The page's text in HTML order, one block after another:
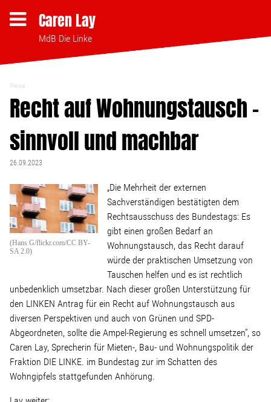
Caren Lay
MdB Die Linke
Themen
Bezahlbares Wohnen
Strukturwandel
Bodenpolitik
Linke Zukunftsdebatte
Sonstiges
Wahlkreis
Pressemitteilungen
Presse
Recht auf Wohnungstausch –
sinnvoll und machbar
26.09.2023
(Hans G/flickr.com/CC BY-
SA 2.0)
„Die Mehrheit der externen
Sachverständigen bestätigten dem
Rechtsausschuss des Bundestags: Es
gibt einen großen Bedarf an
Wohnungstausch, das Recht darauf
würde der praktischen Umsetzung von
Tauschen helfen und es ist rechtlich
unbedenklich umsetzbar. Nach dieser großen Unterstützung für
den LINKEN Antrag für ein Recht auf Wohnungstausch aus
diversen Perspektiven und auch von Grünen und SPD-
Abgeordneten, sollte die Ampel-Regierung es schnell umsetzen“, so
Caren Lay, Sprecherin für Mieten-, Bau- und Wohnungspolitik der
Fraktion DIE LINKE. im Bundestag zur im Schatten des
Wohngipfels stattgefunden Anhörung.